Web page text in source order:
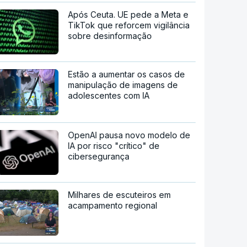
Após Ceuta. UE pede a Meta e
TikTok que reforcem vigilância
sobre desinformação
Estão a aumentar os casos de
manipulação de imagens de
adolescentes com IA
OpenAI pausa novo modelo de
IA por risco "crítico" de
cibersegurança
Milhares de escuteiros em
acampamento regional